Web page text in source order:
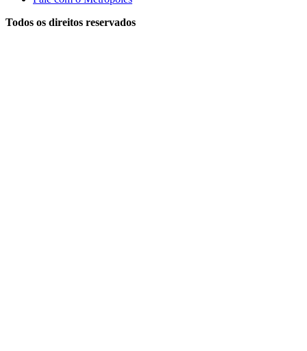
Todos os direitos reservados